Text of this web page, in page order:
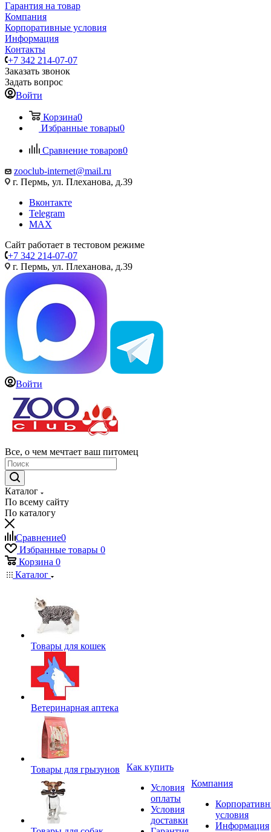
Гарантия на товар
Компания
Корпоративные условия
Информация
Контакты
+7 342 214-07-07
Заказать звонок
Задать вопрос
Войти
Корзина0
Избранные товары0
Сравнение товаров0
zooclub-internet@mail.ru
г. Пермь, ул. Плеханова, д.39
Вконтакте
Telegram
MAX
Сайт работает в тестовом режиме
+7 342 214-07-07
г. Пермь, ул. Плеханова, д.39
Войти
Все, о чем мечтает ваш питомец
Каталог
По всему сайту
По каталогу
Сравнение0
Избранные товары 0
Корзина 0
Каталог
Товары для кошек
Ветеринарная аптека
Товары для грызунов
Как купить
Условия
оплаты
Условия
доставки
Компания
условия
Информация